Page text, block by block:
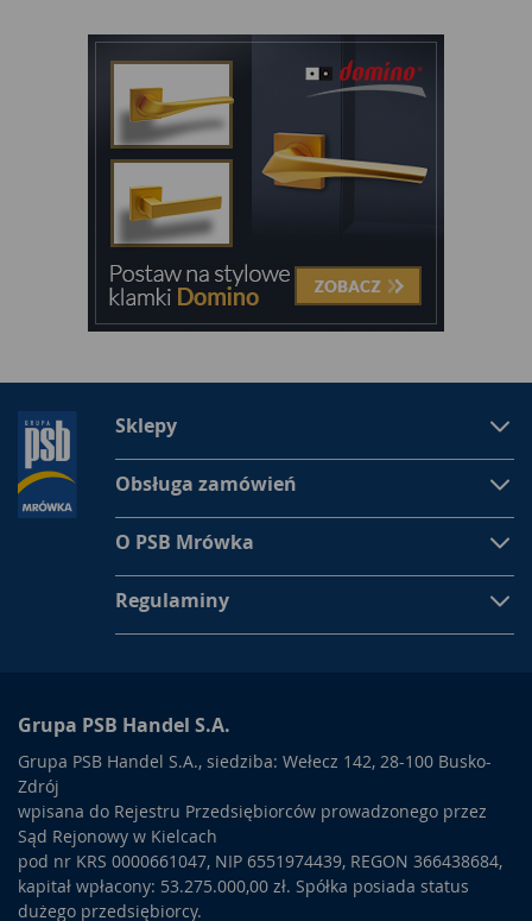
Sklepy
Obsługa zamówień
O PSB Mrówka
Regulaminy
Grupa PSB Handel S.A.
Grupa PSB Handel S.A., siedziba: Wełecz 142, 28-100 Busko-
Zdrój
wpisana do Rejestru Przedsiębiorców prowadzonego przez
Sąd Rejonowy w Kielcach
pod nr KRS 0000661047, NIP 6551974439, REGON 366438684,
kapitał wpłacony: 53.275.000,00 zł. Spółka posiada status
dużego przedsiębiorcy.